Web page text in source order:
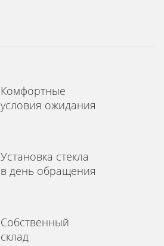
Комфортные
условия ожидания
Установка стекла
в день обращения
Собственный
склад